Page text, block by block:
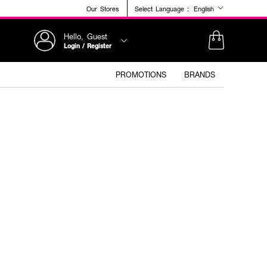
Our Stores Select Language : English
Hello, Guest
Login / Register
PROMOTIONS BRANDS